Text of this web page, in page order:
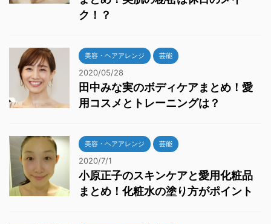
ク！？
美容・ヘアアレンジ 芸能
2020/05/28
田中みな実のボディケアまとめ！愛
用コスメとトレーニングは？
美容・ヘアアレンジ 芸能
2020/7/1
小原正子のスキンケアと愛用化粧品
まとめ！化粧水の塗り方がポイント